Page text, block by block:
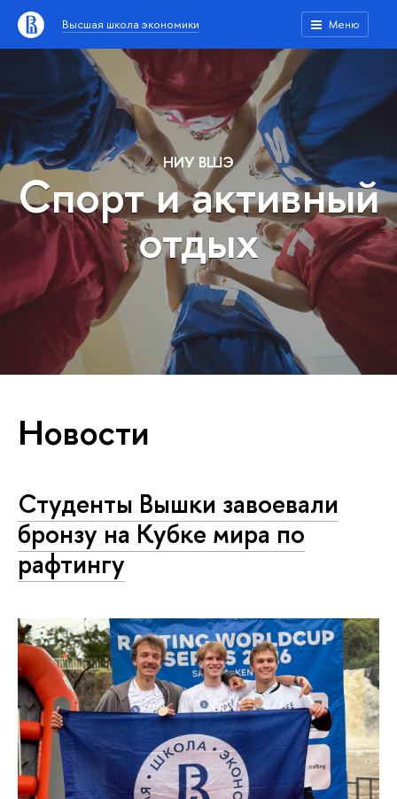
Высшая школа экономики Меню
НИУ ВШЭ
Спорт и активный
отдых
Новости
Студенты Вышки завоевали
бронзу на Кубке мира по
рафтингу